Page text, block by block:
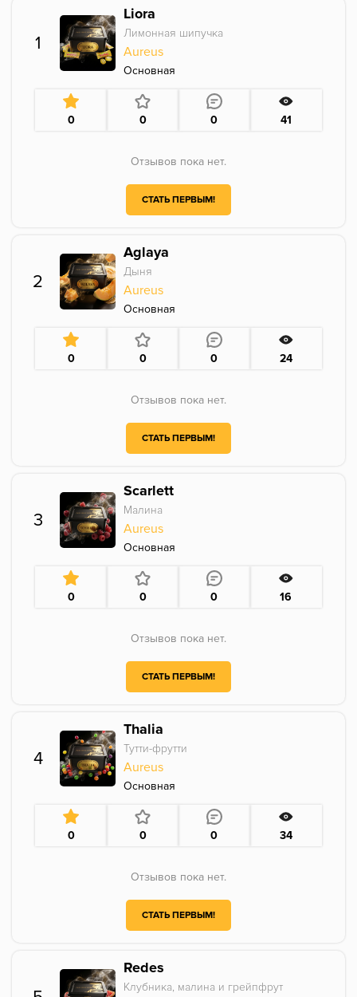
1
Liora
Лимонная шипучка
Aureus
Основная
0 0 0 41
Отзывов пока нет.
СТАТЬ ПЕРВЫМ!
2
Aglaya
Дыня
Aureus
Основная
0 0 0 24
Отзывов пока нет.
СТАТЬ ПЕРВЫМ!
3
Scarlett
Малина
Aureus
Основная
0 0 0 16
Отзывов пока нет.
СТАТЬ ПЕРВЫМ!
4
Thalia
Тутти-фрутти
Aureus
Основная
0 0 0 34
Отзывов пока нет.
СТАТЬ ПЕРВЫМ!
Redes
Клубника, малина и грейпфрут